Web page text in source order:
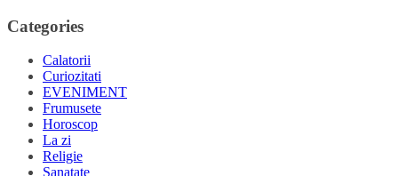
Categories
Calatorii
Curiozitati
EVENIMENT
Frumusete
Horoscop
La zi
Religie
Sanatate